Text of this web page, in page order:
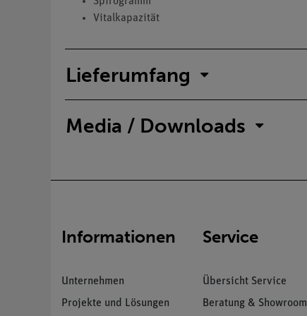
Vitalkapazität
Lieferumfang
Media / Downloads
Informationen
Unternehmen
Projekte und Lösungen
Service
Übersicht Service
Beratung & Showroom